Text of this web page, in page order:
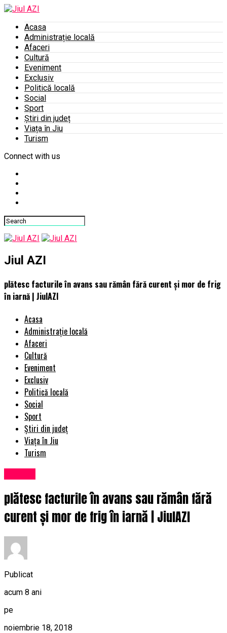
Acasa
Administrație locală
Afaceri
Cultură
Eveniment
Exclusiv
Politică locală
Social
Sport
Știri din județ
Viața în Jiu
Turism
Connect with us
Jiul AZI
plătesc facturile în avans sau rămân fără curent și mor de frig
în iarnă | JiulAZI
Acasa
Administrație locală
Afaceri
Cultură
Eveniment
Exclusiv
Politică locală
Social
Sport
Știri din județ
Viața în Jiu
Turism
plătesc facturile în avans sau rămân fără
curent și mor de frig în iarnă | JiulAZI
Publicat
acum 8 ani
pe
noiembrie 18, 2018